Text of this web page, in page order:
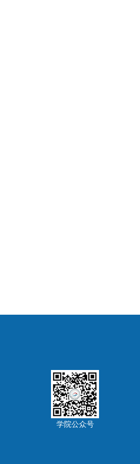
学院公众号